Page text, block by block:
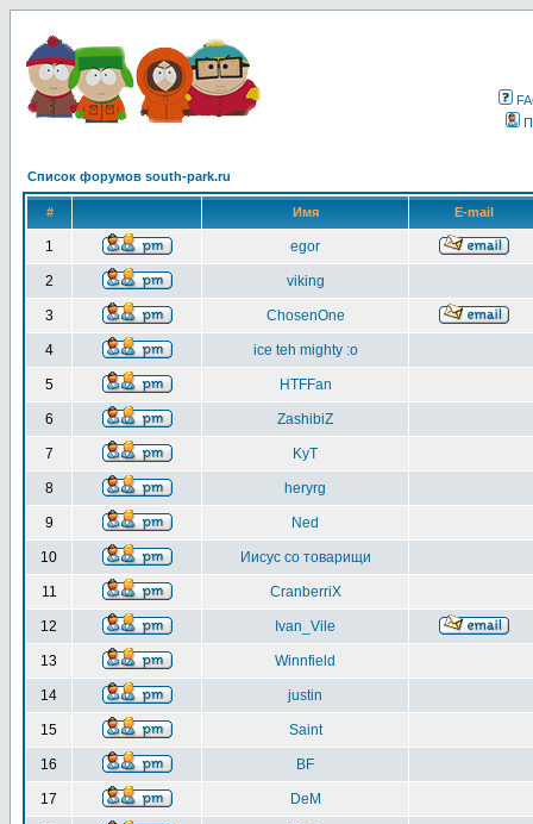
Список форумов south-park.ru
# Имя E-mail
1 egor
2 viking
3 ChosenOne
4 ice teh mighty :o
5 HTFFan
6 ZashibiZ
7 KyT
8 heryrg
9 Ned
10 Иисус со товарищи
11 CranberriX
12 Ivan_Vile
13 Winnfield
14 justin
15 Saint
16 BF
17 DeM